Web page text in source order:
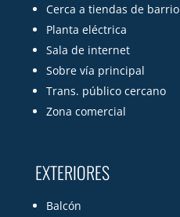
Cerca a tiendas de barrio
Planta eléctrica
Sala de internet
Sobre vía principal
Trans. público cercano
Zona comercial
EXTERIORES
Balcón